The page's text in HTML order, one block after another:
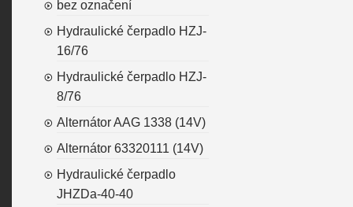
bez označení
Hydraulické čerpadlo HZJ-
16/76
Hydraulické čerpadlo HZJ-
8/76
Alternátor AAG 1338 (14V)
Alternátor 63320111 (14V)
Hydraulické čerpadlo
JHZDa-40-40